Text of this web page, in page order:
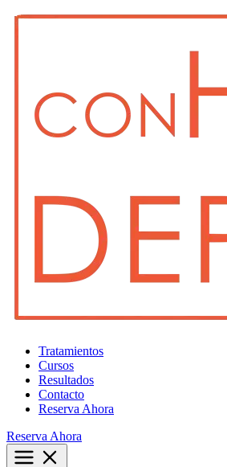
Tratamientos
Cursos
Resultados
Contacto
Reserva Ahora
Reserva Ahora